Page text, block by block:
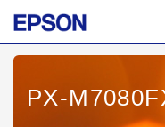
PX-